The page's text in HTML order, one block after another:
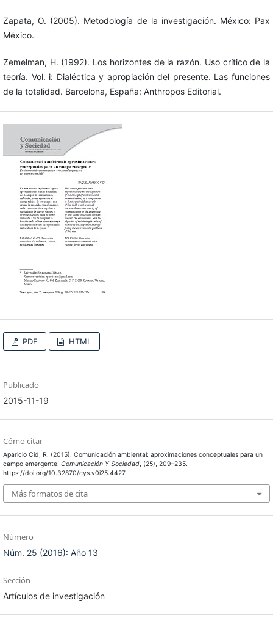
Zapata, O. (2005). Metodología de la investigación. México: Pax
México.
Zemelman, H. (1992). Los horizontes de la razón. Uso crítico de la
teoría. Vol. i: Dialéctica y apropiación del presente. Las funciones
de la totalidad. Barcelona, España: Anthropos Editorial.
PDF HTML
Publicado
2015-11-19
Cómo citar
Aparicio Cid, R. (2015). Comunicación ambiental: aproximaciones conceptuales para un
campo emergente. Comunicación Y Sociedad, (25), 209–235.
https://doi.org/10.32870/cys.v0i25.4427
Más formatos de cita
Número
Núm. 25 (2016): Año 13
Sección
Artículos de investigación